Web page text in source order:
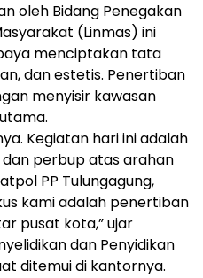
oleh Bidang Penegakan
(Linmas) ini
menciptakan tata
dan estetis. Penertiban
menyisir kawasan
Kegiatan hari ini adalah
perbup atas arahan
PP Tulungagung,
kami adalah penertiban
pusat kota,” ujar
dan Penyidikan
ditemui di kantornya.